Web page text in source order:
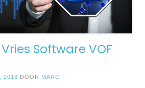
Software VOF
2018 DOOR MARC